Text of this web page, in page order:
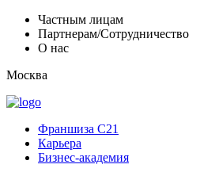
Частным лицам
Партнерам/Сотрудничество
О нас
Москва
Франшиза C21
Карьера
Бизнес-академия